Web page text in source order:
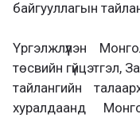
байгууллагын
Үргэлжлүүлэн
төсвийн гүйцэтгэл,
тайлангийн
хуралдаанд